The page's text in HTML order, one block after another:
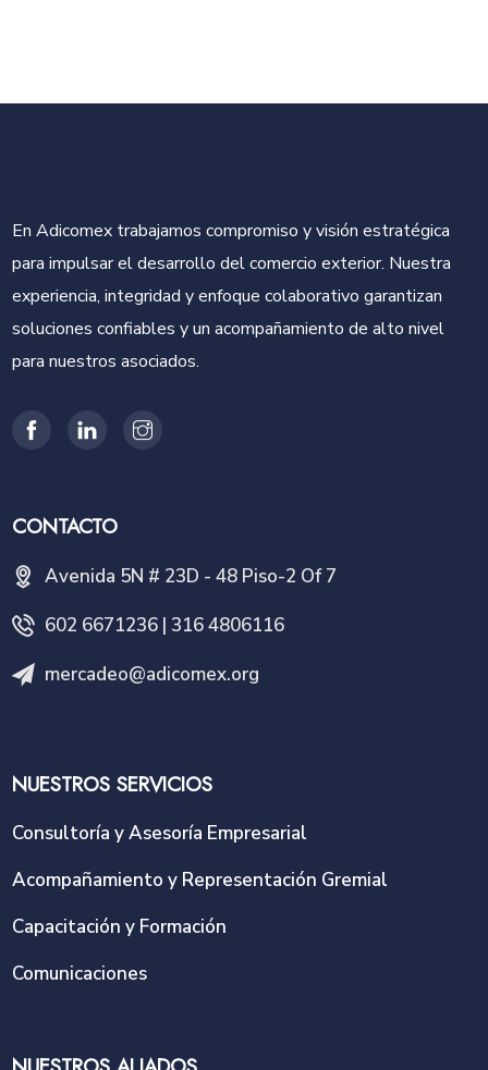
En Adicomex trabajamos compromiso y visión estratégica
para impulsar el desarrollo del comercio exterior. Nuestra
experiencia, integridad y enfoque colaborativo garantizan
soluciones confiables y un acompañamiento de alto nivel
para nuestros asociados.
CONTACTO
Avenida 5N # 23D - 48 Piso-2 Of 7
602 6671236 | 316 4806116
mercadeo@adicomex.org
NUESTROS SERVICIOS
Consultoría y Asesoría Empresarial
Acompañamiento y Representación Gremial
Capacitación y Formación
Comunicaciones